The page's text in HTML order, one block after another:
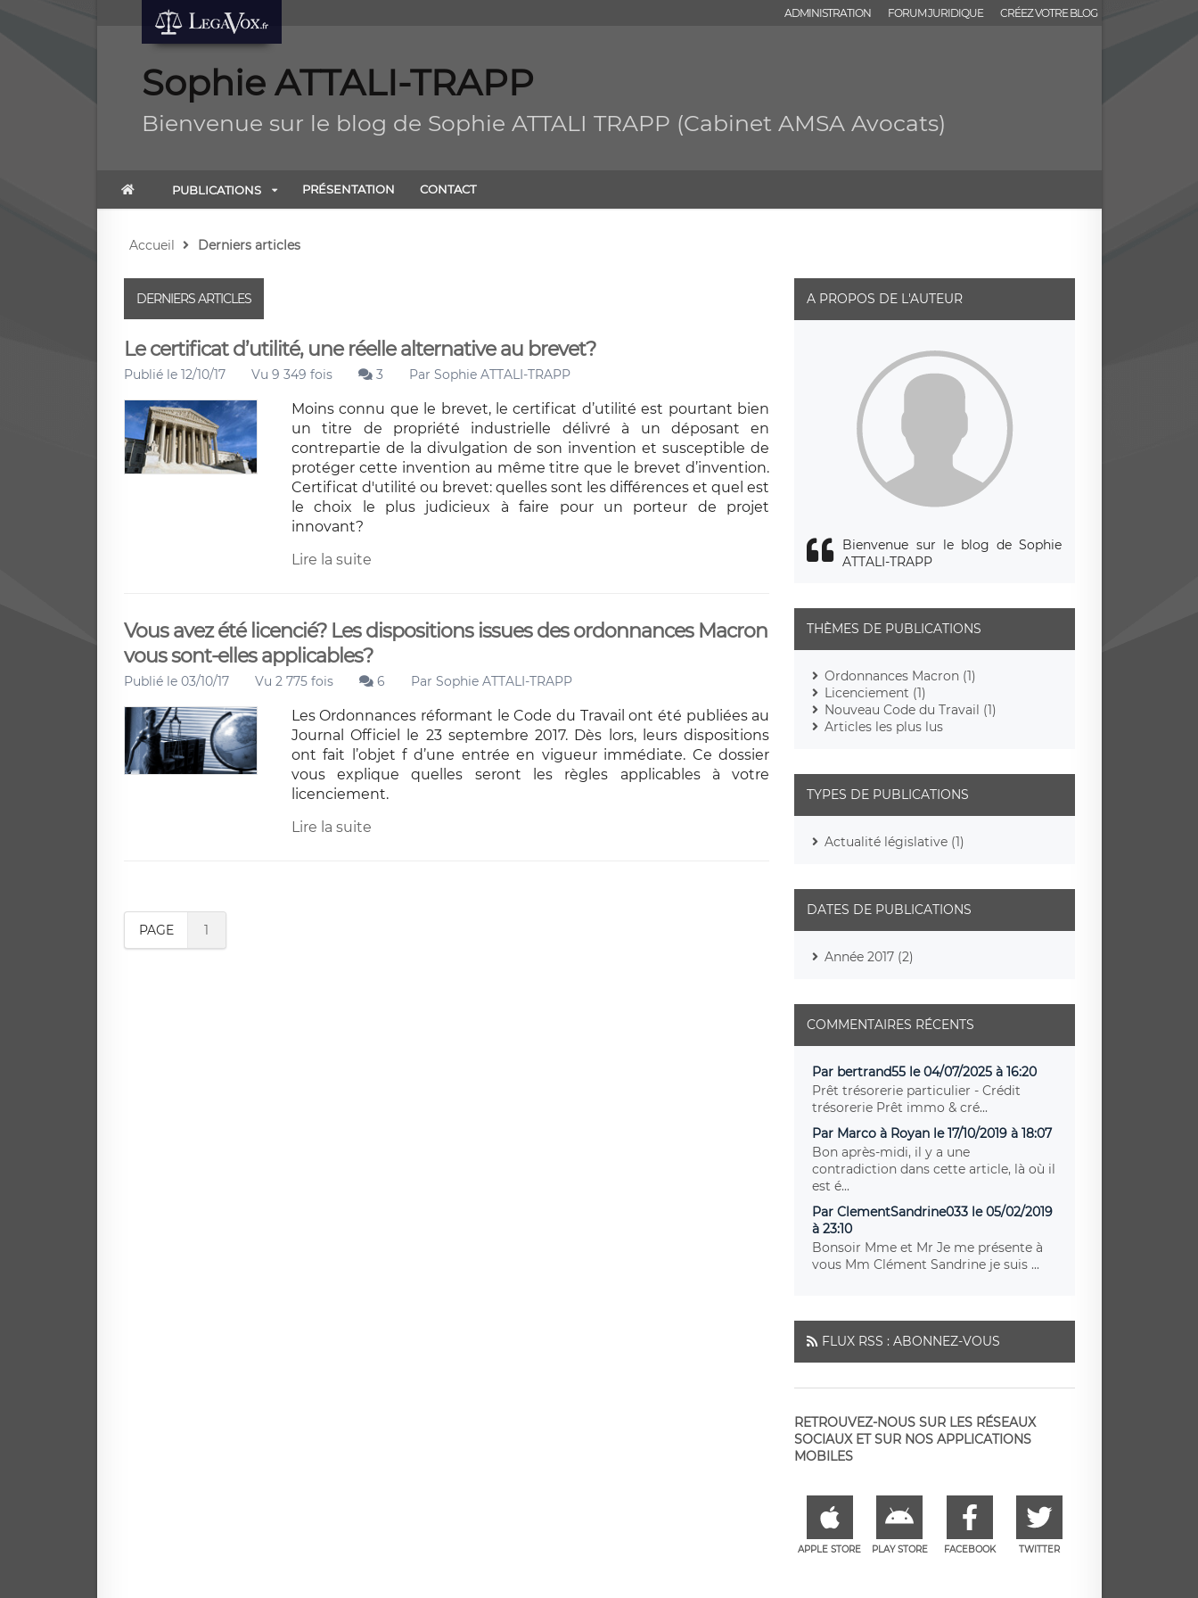
ADMINISTRATION FORUM JURIDIQUE CRÉEZ VOTRE BLOG
Sophie ATTALI-TRAPP
Bienvenue sur le blog de Sophie ATTALI TRAPP (Cabinet AMSA Avocats)
PUBLICATIONS PRÉSENTATION CONTACT
Accueil Derniers articles
DERNIERS ARTICLES
Le certificat d’utilité, une réelle alternative au brevet?
Publié le 12/10/17 Vu 9 349 fois 3 Par Sophie ATTALI-TRAPP
Moins connu que le brevet, le certificat d’utilité est pourtant bien
un titre de propriété industrielle délivré à un déposant en
contrepartie de la divulgation de son invention et susceptible de
protéger cette invention au même titre que le brevet d’invention.
Certificat d'utilité ou brevet: quelles sont les différences et quel est
le choix le plus judicieux à faire pour un porteur de projet
innovant?
Lire la suite
Vous avez été licencié? Les dispositions issues des ordonnances Macron
vous sont-elles applicables?
Publié le 03/10/17 Vu 2 775 fois 6 Par Sophie ATTALI-TRAPP
Les Ordonnances réformant le Code du Travail ont été publiées au
Journal Officiel le 23 septembre 2017. Dès lors, leurs dispositions
ont fait l’objet f d’une entrée en vigueur immédiate. Ce dossier
vous explique quelles seront les règles applicables à votre
licenciement.
Lire la suite
PAGE 1
A PROPOS DE L'AUTEUR
Bienvenue sur le blog de Sophie
ATTALI-TRAPP
THÈMES DE PUBLICATIONS
Ordonnances Macron (1)
Licenciement (1)
Nouveau Code du Travail (1)
Articles les plus lus
TYPES DE PUBLICATIONS
Actualité législative (1)
DATES DE PUBLICATIONS
Année 2017 (2)
COMMENTAIRES RÉCENTS
Par bertrand55 le 04/07/2025 à 16:20
Prêt trésorerie particulier - Crédit
trésorerie Prêt immo & cré...
Par Marco à Royan le 17/10/2019 à 18:07
Bon après-midi, il y a une
contradiction dans cette article, là où il
est é...
Par ClementSandrine033 le 05/02/2019
à 23:10
Bonsoir Mme et Mr Je me présente à
vous Mm Clément Sandrine je suis ...
FLUX RSS : ABONNEZ-VOUS
RETROUVEZ-NOUS SUR LES RÉSEAUX
SOCIAUX ET SUR NOS APPLICATIONS
MOBILES
APPLE STORE PLAY STORE FACEBOOK TWITTER